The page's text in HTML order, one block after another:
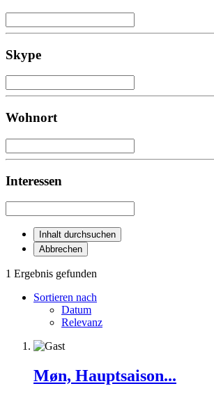
Skype
Wohnort
Interessen
Inhalt durchsuchen
Abbrechen
1 Ergebnis gefunden
Sortieren nach
Datum
Relevanz
Møn, Hauptsaison...